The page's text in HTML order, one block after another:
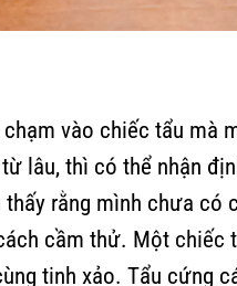
vào chiếc tẩu mà
lâu, thì có thể nhận
rằng mình chưa có
cầm thử. Một chiếc
tinh xảo. Tẩu cứng